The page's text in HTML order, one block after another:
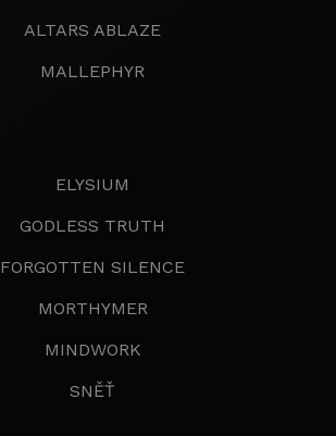
ALTARS ABLAZE
MALLEPHYR
ELYSIUM
GODLESS TRUTH
FORGOTTEN SILENCE
MORTHYMER
MINDWORK
SNĚŤ